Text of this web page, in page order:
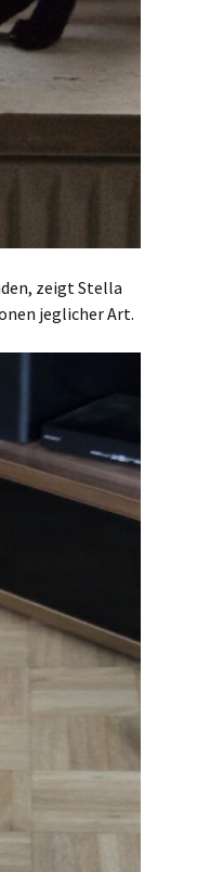
zeigt Stella
jeglicher Art.